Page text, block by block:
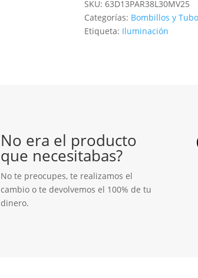
E27
aquila
blanco
SKU: 63D13PAR38L30MV25
Categorías: Bombillos y
Etiqueta: Iluminación
No era el producto
que necesitabas?
No te preocupes, te realizamos el
cambio o te devolvemos el 100% de tu
dinero.